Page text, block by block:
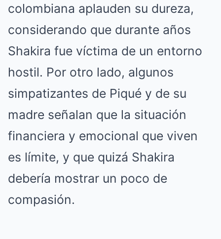
colombiana aplauden su dureza,
considerando que durante años
Shakira fue víctima de un entorno
hostil. Por otro lado, algunos
simpatizantes de Piqué y de su
madre señalan que la situación
financiera y emocional que viven
es límite, y que quizá Shakira
debería mostrar un poco de
compasión.